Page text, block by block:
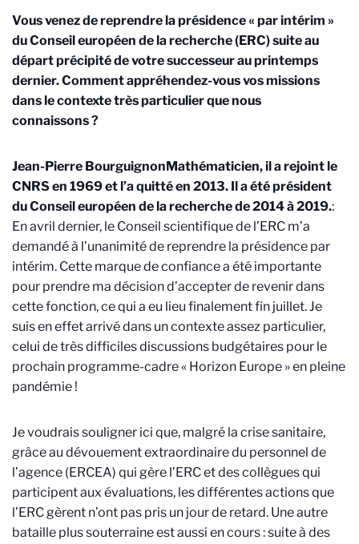
Vous venez de reprendre la présidence « par intérim »
du Conseil européen de la recherche (ERC) suite au
départ précipité de votre successeur au printemps
dernier. Comment appréhendez-vous vos missions
dans le contexte très particulier que nous
connaissons ?
Jean-Pierre BourguignonMathématicien, il a rejoint le
CNRS en 1969 et l’a quitté en 2013. Il a été président
du Conseil européen de la recherche de 2014 à 2019.:
En avril dernier, le Conseil scientifique de l’ERC m’a
demandé à l’unanimité de reprendre la présidence par
intérim. Cette marque de confiance a été importante
pour prendre ma décision d’accepter de revenir dans
cette fonction, ce qui a eu lieu finalement fin juillet. Je
suis en effet arrivé dans un contexte assez particulier,
celui de très difficiles discussions budgétaires pour le
prochain programme-cadre « Horizon Europe » en pleine
pandémie !
Je voudrais souligner ici que, malgré la crise sanitaire,
grâce au dévouement extraordinaire du personnel de
l’agence (ERCEA) qui gère l’ERC et des collègues qui
participent aux évaluations, les différentes actions que
l’ERC gèrent n’ont pas pris un jour de retard. Une autre
bataille plus souterraine est aussi en cours : suite à des